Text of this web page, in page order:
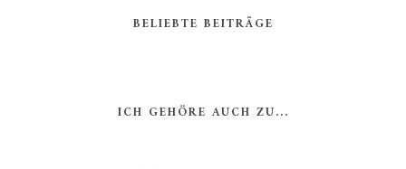
BELIEBTE BEITRÄGE
ICH GEHÖRE AUCH ZU...